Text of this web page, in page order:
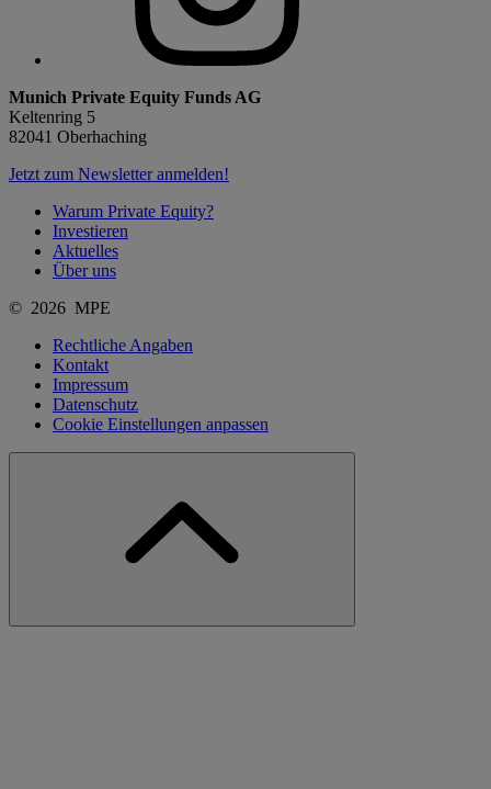
Munich Private Equity Funds AG
Keltenring 5
82041 Oberhaching
Jetzt zum Newsletter anmelden!
Warum Private Equity?
Investieren
Aktuelles
Über uns
© 2026 MPE
Rechtliche Angaben
Kontakt
Impressum
Datenschutz
Cookie Einstellungen anpassen